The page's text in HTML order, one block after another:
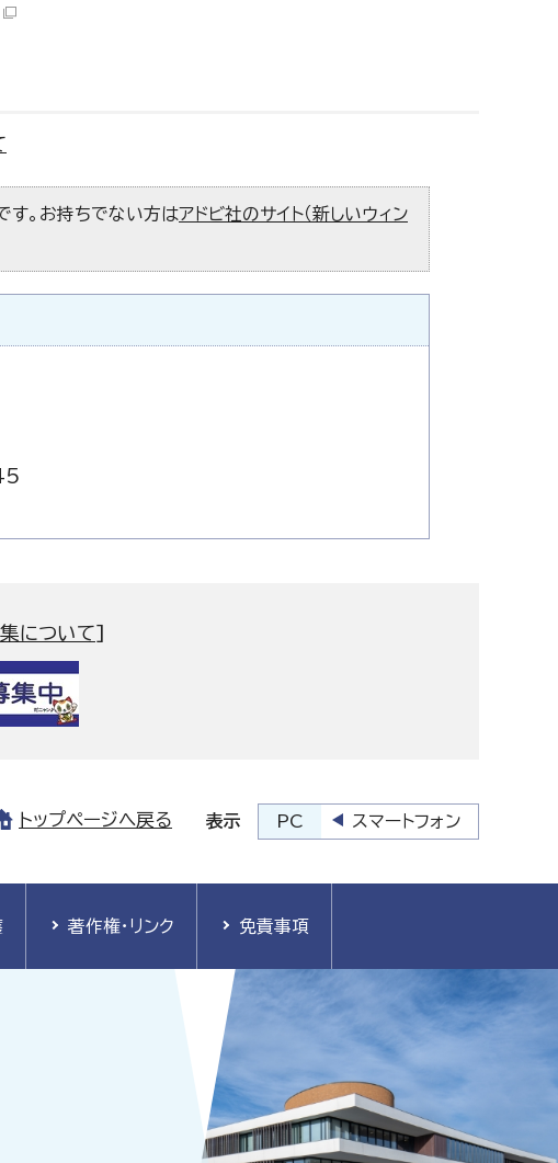
。お持ちでない方はアドビ社のサイト（新しいウィン
について]
トップページへ戻る 表示 PC スマートフォン
著作権・リンク 免責事項